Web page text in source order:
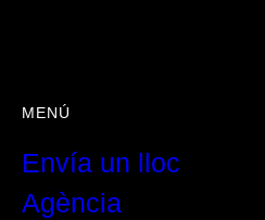
MENÚ
Envía un lloc
Agència